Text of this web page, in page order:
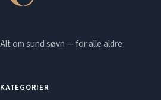
Alt om sund søvn — for alle aldre
KATEGORIER